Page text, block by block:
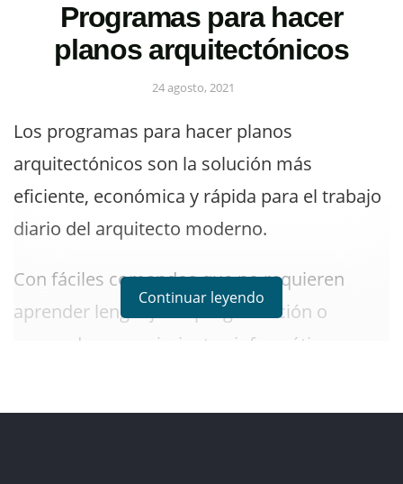
Programas para hacer
planos arquitectónicos
24 agosto, 2021
Los programas para hacer planos
arquitectónicos son la solución más
eficiente, económica y rápida para el trabajo
diario del arquitecto moderno.
Con fáciles comandos que no requieren
aprender lenguaje de programación o
avanzados conocimientos informáticos para
interfaz de gran belleza que permite
Continuar leyendo